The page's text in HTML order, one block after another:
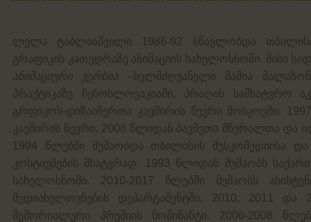
ლელა ტაბლიაშვილი 1986-92 სწავლობდა
გრაფიკის კათედრაზე ანიმაციის სახელოსნოში. მისი
ანიმაციური ვერსია –ხელმძღვანელი მამია
პრაქტიკაზე ჩეხოსლოვაკიაში, პრაღის სამხატვრო
გრფიკოს-დიზაინერთა კავშირის წევრი მოსკოვში.
კავშირის წევრი. 2008 წლიდან ბავშვთა მწერალთა და
1994 წლებში მუშაობდა თბილისის მუსკომედიისა
კოსტიუმების მხატვრად. 1993 წლიდან მუშაობს
სახელოსნოში. 2010-2017 წლებში მუშაობს
მედიახელოვნების დეპარტამენტში. 2010, 2011
მემორიალური პრემიის ნომინანტი. 2006-2008